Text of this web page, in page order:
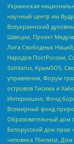
Украинская
научный центр им
Всеукраинский
Швеции, Проект
Лига Свободных
Народов ПостРоссии,
Solidarus, КрымSOS,
управления, Форум
островов Тисима и
Интернешнл, Фонд
Всемирный фонд
Образовательный дом
Белорусский дом прав
человека Тбилиси,